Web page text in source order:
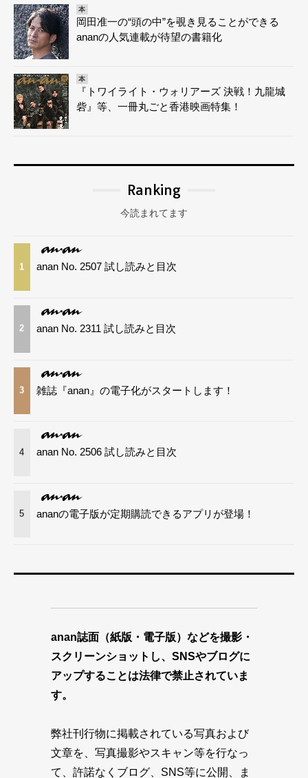
本
岡田准一の“頭の中”を覗き見ることができる
ananの人気連載が待望の書籍化
本
『トワイライト・ウォリアーズ 決戦！九龍城
砦』等、一冊丸ごと香港映画特集！
Ranking
今読まれてます
1 anan No. 2507 試し読みと目次
2 anan No. 2311 試し読みと目次
3 雑誌『anan』の電子化がスタートします！
4 anan No. 2506 試し読みと目次
5 ananの電子版が定期購読できるアプリが登場！
anan誌面（紙版・電子版）などを撮影・
スクリーンショットし、SNSやブログに
アップすることは法律で禁止されていま
す。
弊社刊行物に掲載されている写真および
文章を、写真撮影やスキャン等を行なっ
て、許諾なくブログ、SNS等に公開、ま